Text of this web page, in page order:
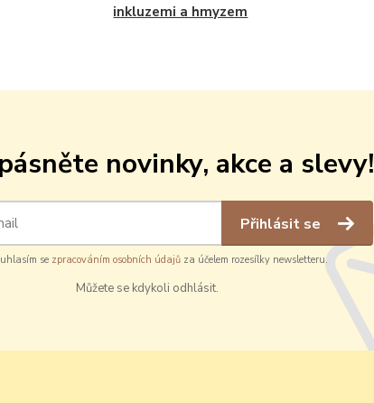
inkluzemi a hmyzem
novinky, akce a slevy!
Přihlásit se
se zpracováním osobních údajůza účelem rozesílky newsletteru.
Můžete se kdykoli odhlásit.